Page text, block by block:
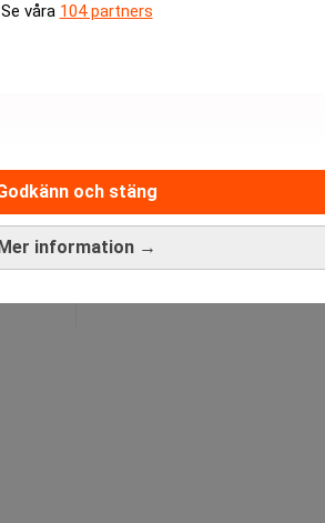
Se våra 104 partners
Mer information →
och stäng
inom juridik och compliance vet vi vad
Medarbetare inom Intern